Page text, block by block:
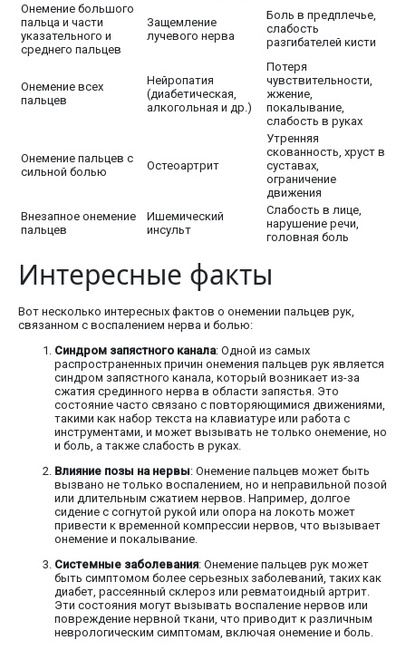
Онемение большого
пальца и части
указательного и
среднего пальцев
Защемление
лучевого нерва
Боль в предплечье,
слабость
разгибателей кисти
Онемение всех
пальцев
Нейропатия
(диабетическая,
алкогольная и др.)
Потеря
чувствительности,
жжение,
покалывание,
слабость в руках
Онемение пальцев с
сильной болью
Остеоартрит
Утренняя
скованность, хруст в
суставах,
ограничение
движения
Внезапное онемение
пальцев
Ишемический
инсульт
Слабость в лице,
нарушение речи,
головная боль
Интересные факты
Вот несколько интересных фактов о онемении пальцев рук,
связанном с воспалением нерва и болью:
Синдром запястного канала: Одной из самых
распространенных причин онемения пальцев рук является
синдром запястного канала, который возникает из-за
сжатия срединного нерва в области запястья. Это
состояние часто связано с повторяющимися движениями,
такими как набор текста на клавиатуре или работа с
инструментами, и может вызывать не только онемение, но
и боль, а также слабость в руках.
Влияние позы на нервы: Онемение пальцев может быть
вызвано не только воспалением, но и неправильной позой
или длительным сжатием нервов. Например, долгое
сидение с согнутой рукой или опора на локоть может
привести к временной компрессии нервов, что вызывает
онемение и покалывание.
Системные заболевания: Онемение пальцев рук может
быть симптомом более серьезных заболеваний, таких как
диабет, рассеянный склероз или ревматоидный артрит.
Эти состояния могут вызывать воспаление нервов или
повреждение нервной ткани, что приводит к различным
неврологическим симптомам, включая онемение и боль.